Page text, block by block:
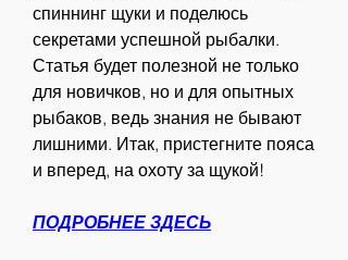
спиннинг щуки и поделюсь
секретами успешной рыбалки.
Статья будет полезной не только
для новичков, но и для опытных
рыбаков, ведь знания не бывают
лишними. Итак, пристегните пояса
и вперед, на охоту за щукой!
ПОДРОБНЕЕ ЗДЕСЬ